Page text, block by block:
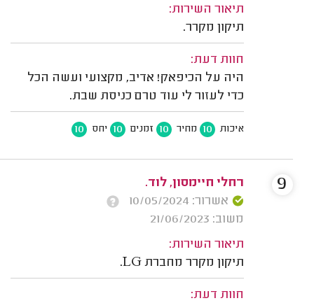
תיאור השירות:
תיקון מקרר.
חוות דעת:
היה על הכיפאק! אדיב, מקצועי ועשה הכל
כדי לעזור לי עוד טרם כניסת שבת.
איכות 10 מחיר 10 זמנים 10 יחס 10
רחלי חיימסון, לוד.
אשרור: 10/05/2024
משוב: 21/06/2023
תיאור השירות:
תיקון מקרר מחברת LG.
חוות דעת:
9